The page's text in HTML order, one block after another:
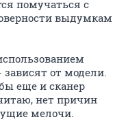
помучаться с
выдумкам
от модели.
еще и сканер
нет причин
мелочи.